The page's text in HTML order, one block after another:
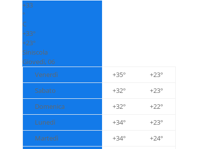
+33
°
C
+33°
+23°
Siniscola
Giovedì, 06
Venerdì
+35° +23°
Sabato
+32° +23°
Domenica
+32° +22°
Lunedì
+34° +23°
Martedì
+34° +24°